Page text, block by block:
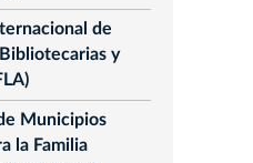
de
y
Municipios
la Familia